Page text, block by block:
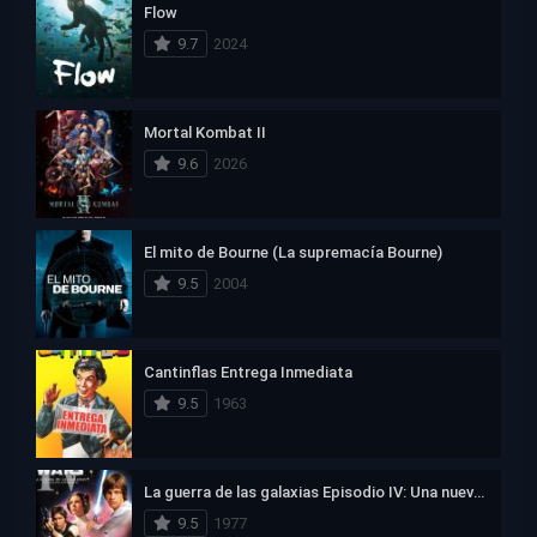
Flow
9.7
2024
Mortal Kombat II
9.6
2026
El mito de Bourne (La supremacía Bourne)
9.5
2004
Cantinflas Entrega Inmediata
9.5
1963
La guerra de las galaxias Episodio IV: Una nueva esperanza
9.5
1977